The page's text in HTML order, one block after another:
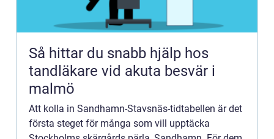
Så hittar du snabb hjälp hos
tandläkare vid akuta besvär i
malmö
Att kolla in Sandhamn-Stavsnäs-tidtabellen är det
första steget för många som vill upptäcka